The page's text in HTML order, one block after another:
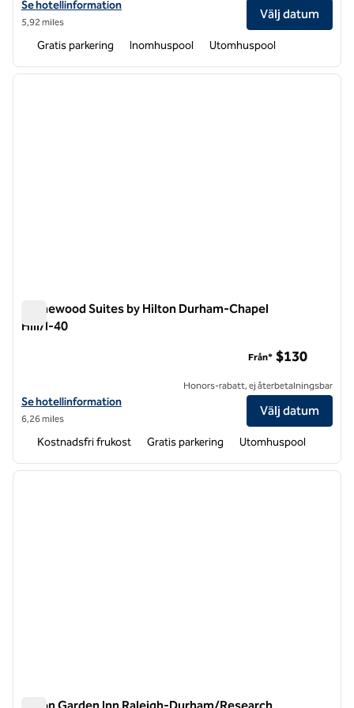
Visa hotelluppgifter för DoubleTree Suites by Hilton Hotel Raleigh –
Se hotellinformation
5,92 miles
Välj datum
Gratis parkering Inomhuspool Utomhuspool
1 av 11
nästa
Homewood Suites by Hilton Durham-Chapel
Hill/I-40
Visa hotelluppgifter för Homewood Suites by Hilton Durham-Chapel
Se hotellinformation
6,26 miles
Från* $130
Honors-rabatt, ej återbetalningsbar
Välj datum
Kostnadsfri frukost Gratis parkering Utomhuspool
1 av 12
nästa